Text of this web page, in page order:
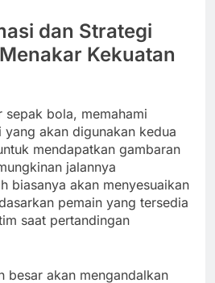
dan Strategi
Kekuatan
sepak bola, memahami
akan digunakan kedua
mendapatkan gambaran
jalannya
biasanya akan menyesuaikan
pemain yang tersedia
saat pertandingan
besar akan mengandalkan